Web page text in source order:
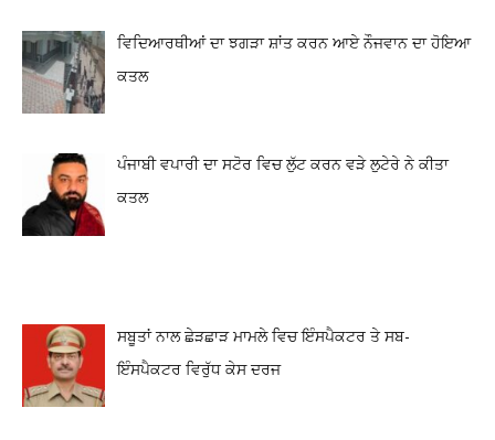
ਵਿਦਿਆਰਥੀਆਂ ਦਾ ਝਗੜਾ ਸ਼ਾਂਤ ਕਰਨ ਆਏ ਨੌਜਵਾਨ ਦਾ ਹੋਇਆ
ਕਤਲ
ਪੰਜਾਬੀ ਵਪਾਰੀ ਦਾ ਸਟੋਰ ਵਿਚ ਲੁੱਟ ਕਰਨ ਵੜੇ ਲੁਟੇਰੇ ਨੇ ਕੀਤਾ
ਕਤਲ
ਸਬੂਤਾਂ ਨਾਲ ਛੇੜਛਾੜ ਮਾਮਲੇ ਵਿਚ ਇੰਸਪੈਕਟਰ ਤੇ ਸਬ-
ਇੰਸਪੈਕਟਰ ਵਿਰੁੱਧ ਕੇਸ ਦਰਜ